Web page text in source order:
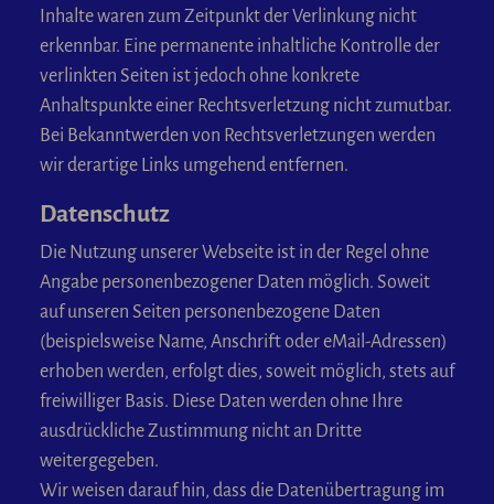
Inhalte waren zum Zeitpunkt der Verlinkung nicht
erkennbar. Eine permanente inhaltliche Kontrolle der
verlinkten Seiten ist jedoch ohne konkrete
Anhaltspunkte einer Rechtsverletzung nicht zumutbar.
Bei Bekanntwerden von Rechtsverletzungen werden
wir derartige Links umgehend entfernen.
Datenschutz
Die Nutzung unserer Webseite ist in der Regel ohne
Angabe personenbezogener Daten möglich. Soweit
auf unseren Seiten personenbezogene Daten
(beispielsweise Name, Anschrift oder eMail-Adressen)
erhoben werden, erfolgt dies, soweit möglich, stets auf
freiwilliger Basis. Diese Daten werden ohne Ihre
ausdrückliche Zustimmung nicht an Dritte
weitergegeben.
Wir weisen darauf hin, dass die Datenübertragung im